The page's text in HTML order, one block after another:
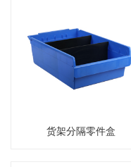
货架分隔零件盒